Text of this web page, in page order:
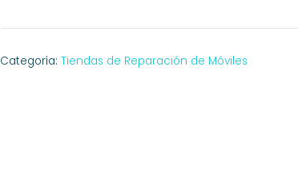
Categoría:Tiendas de Reparación de Móviles